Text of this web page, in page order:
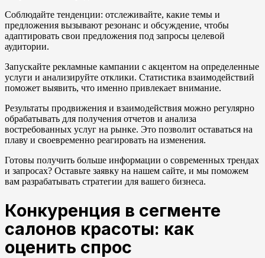
Соблюдайте тенденции: отслеживайте, какие темы и
предложения вызывают резонанс и обсуждение, чтобы
адаптировать свои предложения под запросы целевой
аудитории.
Запускайте рекламные кампании с акцентом на определенные
услуги и анализируйте отклики. Статистика взаимодействий
поможет выявить, что именно привлекает внимание.
Результаты продвижения и взаимодействия можно регулярно
обрабатывать для получения отчетов и анализа
востребованных услуг на рынке. Это позволит оставаться на
плаву и своевременно реагировать на изменения.
Готовы получить больше информации о современных трендах
и запросах? Оставьте заявку на нашем сайте, и мы поможем
вам разрабатывать стратегии для вашего бизнеса.
Конкуренция в сегменте
салонов красоты: как
оценить спрос